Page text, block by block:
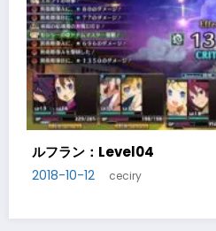
ルフラン：Level05
2018-10-14 ceciry